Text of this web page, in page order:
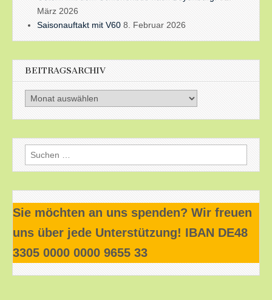
März 2026
Saisonauftakt mit V60 8. Februar 2026
BEITRAGSARCHIV
Beitragsarchiv
Suchen
nach:
Sie möchten an uns spenden? Wir freuen
uns über jede Unterstützung! IBAN DE48
3305 0000 0000 9655 33